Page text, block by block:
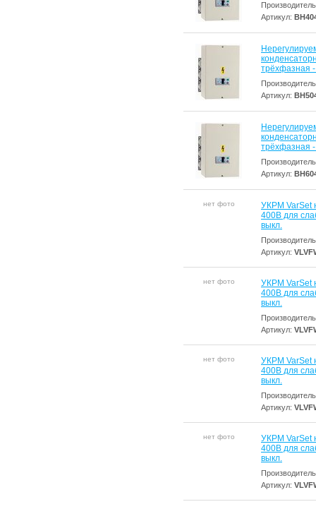
Артикул:
трёхфазная -
Артикул:
трёхфазная -
Артикул:
нет фото
УКРМ VarSet
400В для
выкл.
Артикул:
нет фото
УКРМ VarSet
400В для
выкл.
Артикул:
нет фото
УКРМ VarSet
400В для
выкл.
Артикул:
нет фото
УКРМ VarSet
400В для
выкл.
Артикул: